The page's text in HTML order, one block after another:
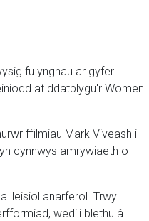
fu ynghau ar gyfer
at ddatblygu'r Women
ffilmiau Mark Viveash i
cynnwys amrywiaeth o
lleisiol anarferol. Trwy
wedi'i blethu â